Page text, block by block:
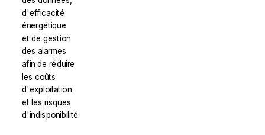
d'efficacité
énergétique
et de gestion
des alarmes
afin de réduire
les coûts
d'exploitation
et les risques
d'indisponibilité.